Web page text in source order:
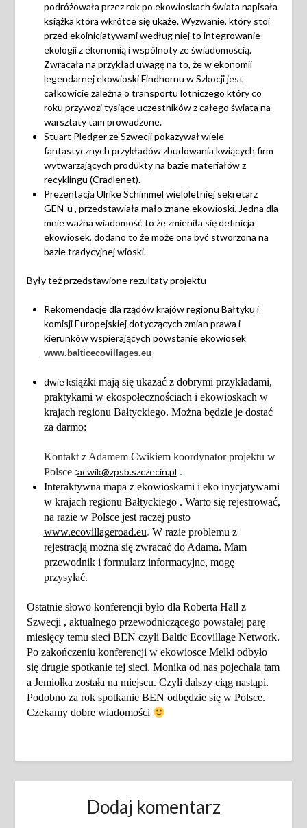
podróżowała przez rok po ekowioskach świata napisała
książka która wkrótce się ukaże. Wyzwanie, który stoi
przed ekoinicjatywami według niej to integrowanie
ekologii z ekonomią i wspólnoty ze świadomością.
Zwracała na przykład uwagę na to, że w ekonomii
legendarnej ekowioski Findhornu w Szkocji jest
całkowicie zależna o transportu lotniczego który co
roku przywozi tysiące uczestników z całego świata na
warsztaty tam prowadzone.
Stuart Pledger ze Szwecji pokazywał wiele
fantastycznych przykładów zbudowania kwiących firm
wytwarzających produkty na bazie materiałów z
recyklingu (Cradlenet).
Prezentacja Ulrike Schimmel wieloletniej sekretarz
GEN-u , przedstawiała mało znane ekowioski. Jedna dla
mnie ważna wiadomość to że zmieniła się definicja
ekowiosek, dodano to że może ona być stworzona na
bazie tradycyjnej wioski.
Były też przedstawione rezultaty projektu
Rekomendacje dla rządów krajów regionu Bałtyku i
komisji Europejskiej dotyczących zmian prawa i
kierunków wspierających powstanie ekowiosek
www.balticecovillages.eu
dwie książki mają się ukazać z dobrymi przykładami,
praktykami w ekospołecznościach i ekowioskach w
krajach regionu Bałtyckiego. Można będzie je dostać
za darmo:
Kontakt z Adamem Cwikiem koordynator projektu w
Polsce :acwik@zpsb.szczecin.pl .
Interaktywna mapa z ekowioskami i eko inycjatywami
w krajach regionu Bałtyckiego . Warto się rejestrować,
na razie w Polsce jest raczej pusto
www.ecovillageroad.eu. W razie problemu z
rejestracją można się zwracać do Adama. Mam
przewodnik i formularz informacyjne, mogę
przysyłać.
Ostatnie słowo konferencji było dla Roberta Hall z
Szwecji , aktualnego przewodniczącego powstałej parę
miesięcy temu sieci BEN czyli Baltic Ecovillage Network.
Po zakończeniu konferencji w ekowiosce Melki odbyło
się drugie spotkanie tej sieci. Monika od nas pojechała tam
a Jemiołka została na miejscu. Czyli dalszy ciąg nastąpi.
Podobno za rok spotkanie BEN odbędzie się w Polsce.
Czekamy dobre wiadomości
Dodaj komentarz